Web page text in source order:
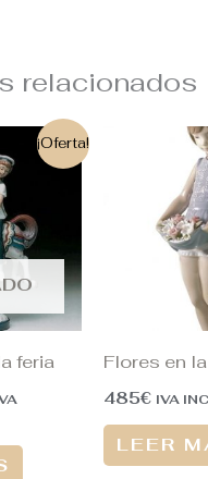
relacionados
¡Oferta!
feria Flores en
485€ IVA
LEER